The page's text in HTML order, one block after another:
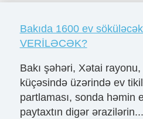
Bakıda 1600 ev
VERİLƏCƏK?
Bakı şəhəri, Xətai
küçəsində üzərində ev
partlaması, sonda həmin
paytaxtın digər ərazilərin...